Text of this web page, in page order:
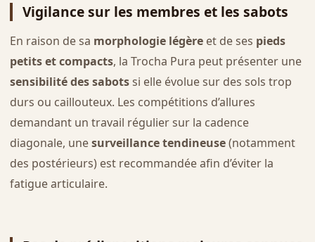
Vigilance sur les membres et les sabots
En raison de sa morphologie légèreet de ses pieds
petits et compacts, la Trocha Pura peut présenter une
sensibilité des sabotssi elle évolue sur des sols trop
durs ou caillouteux. Les compétitions d’allures
demandant un travail régulier sur la cadence
diagonale, unesurveillance tendineuse(notamment
des postérieurs) est recommandée afin d’éviter la
fatigue articulaire.